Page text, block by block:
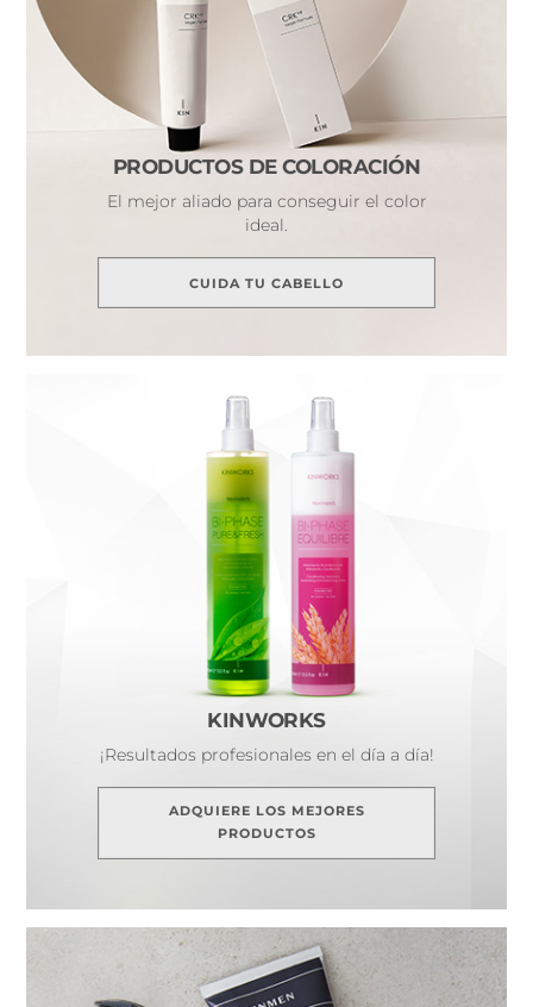
PRODUCTOS DE COLORACIÓN
El mejor aliado para conseguir el color
ideal.
CUIDA TU CABELLO
KINWORKS
¡Resultados profesionales en el día a día!
ADQUIERE LOS MEJORES
PRODUCTOS